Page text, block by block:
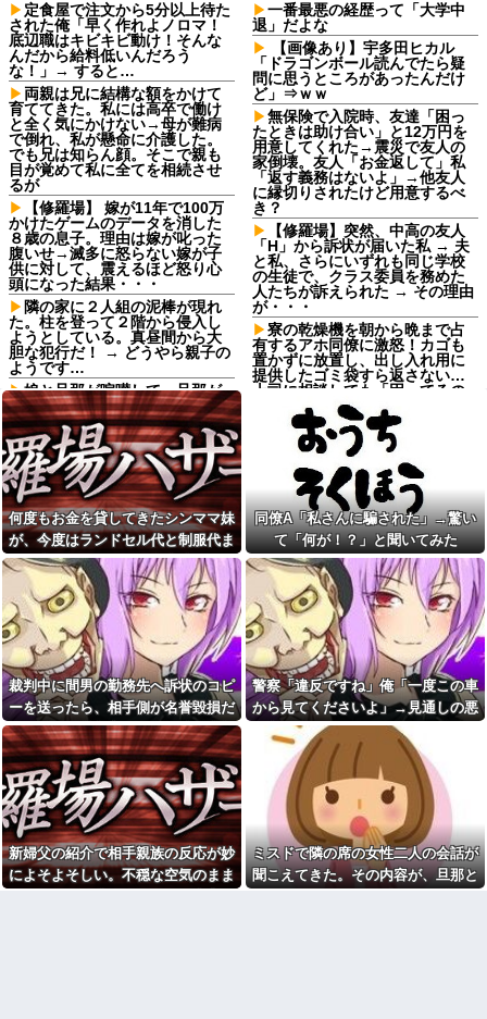
定食屋で注文から5分以上待た
された俺「早く作れよノロマ！
底辺職はキビキビ動け！そんな
んだから給料低いんだろう
な！」→ すると…
両親は兄に結構な額をかけて
育ててきた。私には高卒で働け
と全く気にかけない→母が難病
で倒れ、私が懸命に介護した。
でも兄は知らん顔。そこで親も
目が覚めて私に全てを相続させ
るが
【修羅場】 嫁が11年で100万
かけたゲームのデータを消した
８歳の息子。理由は嫁が叱った
腹いせ→滅多に怒らない嫁が子
供に対して、震えるほど怒り心
頭になった結果・・・
隣の家に２人組の泥棒が現れ
た。柱を登って２階から侵入し
ようとしている。真昼間から大
胆な犯行だ！ → どうやら親子の
ようです…
娘と旦那が喧嘩して、旦那が
「だからお前は嫌われるんだ
よ！」と言い放ってしまっ
て・・・
俺「高収入で持ち家なんて最
高だ！」嫁「…」→婚活で出会
った理想の相手と結婚した後、
思わぬ現実を知り…
生後6ヶ月ワンオペ中。ここし
ばらく離れるとぐずるから、自
分のご飯が作れず...
若い頃、40代の人が事件を起
こしたり、自ら命を絶ったと聞
くたびに「親世代にもなって何
してんだ」と思ってた
甲子園を観ていたトメが慶応
校を「生まれつきなんでも持っ
てて狡い、勝ち星は田舎の貧乏
人に譲れ」と罵倒した
友人宅で。私「この子どうし
たの？」友人「何度謝っても許
してくれないの…」→猫が激し
く怒り続ける理由を聞いて驚
き…
【悲報】ちいかわさん、1番嫌
われていた…
【画像】男が「ガチでどうで
もいい」女の報告ランキング、
圧倒的第１位と言えば『コレ』w
w w w w w w w w w
一番最悪の経歴って「大学中
退」だよな
【画像あり】宇多田ヒカル
「ドラゴンボール読んでたら疑
問に思うところがあったんだけ
ど」⇒ｗｗ
無保険で入院時、友達「困っ
たときは助け合い」と12万円を
用意してくれた→震災で友人の
家倒壊。友人「お金返して」私
「返す義務はないよ」→他友人
に縁切りされたけど用意するべ
き？
【修羅場】突然、中高の友人
「H」から訴状が届いた私 → 夫
と私、さらにいずれも同じ学校
の生徒で、クラス委員を務めた
人たちが訴えられた → その理由
が・・・
寮の乾燥機を朝から晩まで占
有するアホ同僚に激怒！カゴも
置かずに放置し、出し入れ用に
提供したゴミ袋すら返さない…
上司に相談しても「困ってるの
はお前だけだから我慢しろ」←
はぁ？！
勝って欲しいスポーツの試合
って私が見ると負けることがす
ごく多い気がしてる
父親「値上げラッシュでお味
噌汁が飲めません...」息子「本当
は味噌汁飲みたい」
「ウトの飯作りに来て」と呼
び出すメシマズトメ！出汁から
取った絶品料理を作ると帰宅し
たトメが「味がない！」と発狂
ｗｗｗ箸を置いた良ウトが言い
放った言葉とは←良ウトさんの
神対応にスカッとする
大学留年する奴の特徴
クラピカ、エンペラータイム
を長時間やりすぎて寿命が残り
少ない他
寮の乾燥機を朝から晩まで占
有するアホ同僚に激怒！カゴも
置かずに放置し、出し入れ用に
提供したゴミ袋すら返さない…
上司に相談しても「困ってるの
はお前だけだから我慢しろ」←
はぁ？！
嫁には歳が離れた9歳の弟がい
る。だがその弟は「弟ではなか
った」・・・
何度もお金を貸してきたシンママ妹
が、今度はランドセル代と制服代ま
で要求してきた。その裏事情を知っ
て頭を抱えることに…
同僚A「私さんに騙された」→驚い
て「何が！？」と聞いてみた
裁判中に間男の勤務先へ訴状のコピ
ーを送ったら、相手側が名誉毀損だ
と猛反発。裁判官までロを挟む事態
になって…
警察「違反ですね」俺「一度この車
から見てくださいよ」→見通しの悪
い交差点で揉めた結果、まさかの展
開に…
新婦父の紹介で相手親族の反応が妙
によそよそしい。不穏な空気のまま
ミスドで隣の席の女性二人の会話が
聞こえてきた。その内容が、旦那と